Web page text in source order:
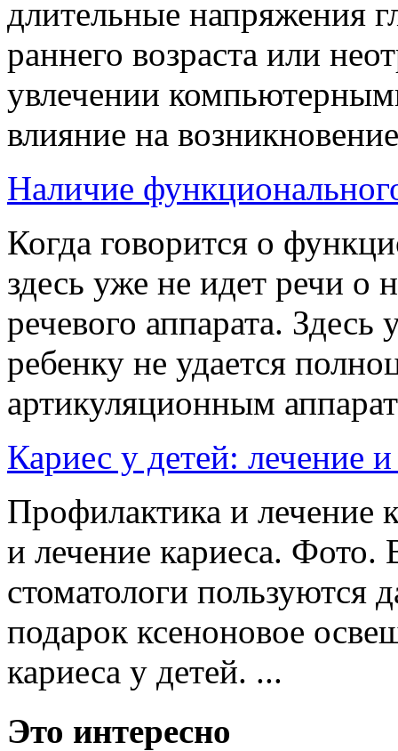
длительные напряжения
раннего возраста или
увлечении
влияние на
Наличие
Когда говорится о
здесь уже не идет речи о
речевого аппарата.
ребенку не удается
артикуляционным
Кариес у детей: лечение
Профилактика и лечение
и лечение кариеса. Фото.
стоматологи пользуются
подарок ксеноновое
кариеса у детей. ...
Это интересно